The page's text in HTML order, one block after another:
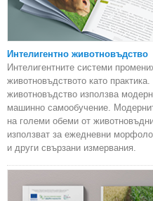
Интелигентно животновъдство
Интелигентните системи
животновъдството като
животновъдство използва
машинно самообучение.
на големи обеми от
използват за ежедневни
и други свързани измервания.